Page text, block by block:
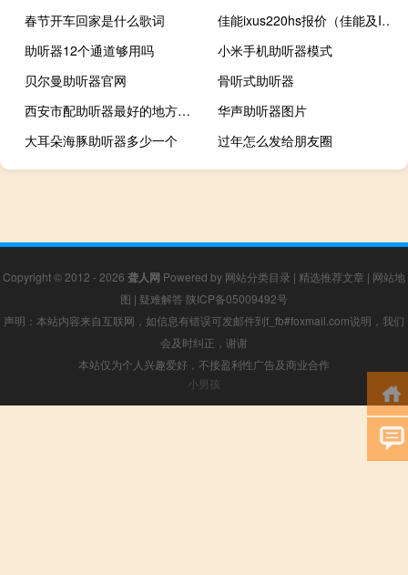
春节开车回家是什么歌词
佳能ixus220hs报价（佳能及IXUS220及HS及的市场价钱是多少啊及）
助听器12个通道够用吗
小米手机助听器模式
贝尔曼助听器官网
骨听式助听器
西安市配助听器最好的地方在哪里
华声助听器图片
大耳朵海豚助听器多少一个
过年怎么发给朋友圈
Copyright © 2012 - 2026 聋人网 Powered by 网站分类目录 | 精选推荐文章 | 网站地
图 | 疑难解答 陕ICP备05009492号
声明：本站内容来自互联网，如信息有错误可发邮件到f_fb#foxmail.com说明，我们
会及时纠正，谢谢
本站仅为个人兴趣爱好，不接盈利性广告及商业合作
小男孩